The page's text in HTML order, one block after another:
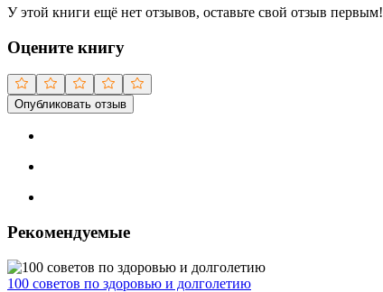
У этой книги ещё нет отзывов, оставьте свой отзыв первым!
Оцените книгу
Опубликовать отзыв
Рекомендуемые
100 советов по здоровью и долголетию